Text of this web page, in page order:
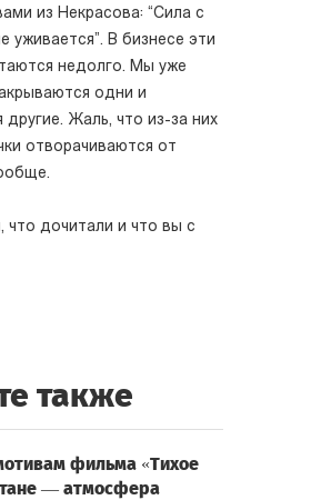
из Некрасова: “Сила с
уживается”. В бизнесе эти
недолго. Мы уже
одни и
другие. Жаль, что из-за них
отворачиваются от
что дочитали и что вы с
также
фильма «Тихое
— атмосфера